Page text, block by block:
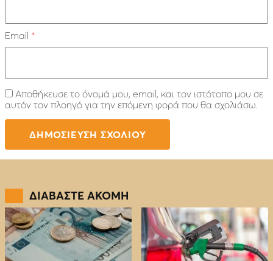
Email *
Αποθήκευσε το όνομά μου, email, και τον ιστότοπο μου σε
αυτόν τον πλοηγό για την επόμενη φορά που θα σχολιάσω.
ΔΙΑΒΑΣΤΕ ΑΚΟΜΗ